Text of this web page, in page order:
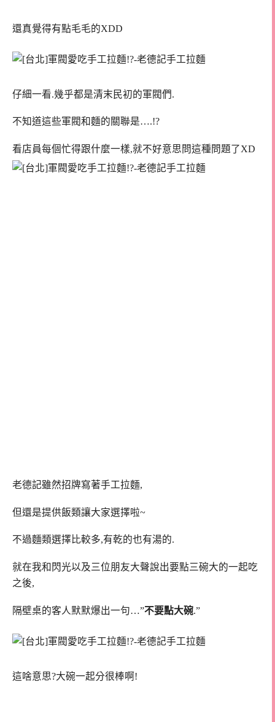
還真覺得有點毛毛的XDD
仔細一看.幾乎都是清末民初的軍閥們.
不知道這些軍閥和麵的關聯是….!?
看店員每個忙得跟什麼一樣,就不好意思問這種問題了XD
老德記雖然招牌寫著手工拉麵,
但還是提供飯類讓大家選擇啦~
不過麵類選擇比較多,有乾的也有湯的.
就在我和閃光以及三位朋友大聲說出要點三碗大的一起吃
之後,
隔壁桌的客人默默爆出一句…”不要點大碗.”
這啥意思?大碗一起分很棒啊!